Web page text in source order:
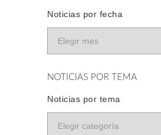
Noticias por fecha
NOTICIAS POR TEMA
Noticias por tema